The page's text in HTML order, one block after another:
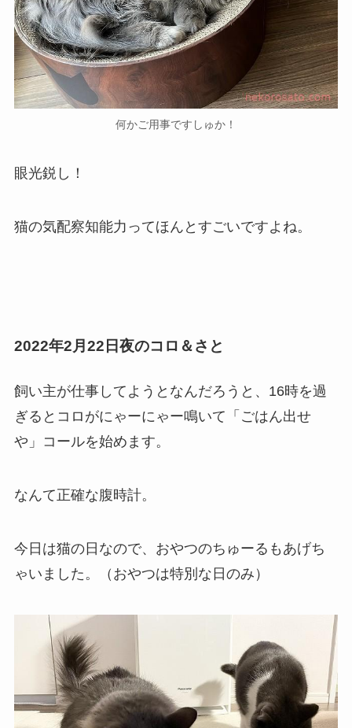
何かご用事ですしゅか！
眼光鋭し！
猫の気配察知能力ってほんとすごいですよね。
2022年2月22日夜のコロ＆さと
飼い主が仕事してようとなんだろうと、16時を過
ぎるとコロがにゃーにゃー鳴いて「ごはん出せ
や」コールを始めます。
なんて正確な腹時計。
今日は猫の日なので、おやつのちゅーるもあげち
ゃいました。（おやつは特別な日のみ）